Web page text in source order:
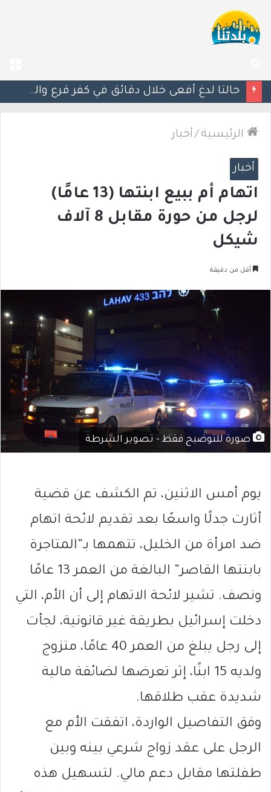
عن
الرئيسية / أخبار
أخبار
اتهام أم ببيع ابنتها (13 عامًا)
لرجل من حورة مقابل 8 آلاف
شيكل
أقل من دقيقة
صورة للتوضيح فقط - تصوير الشرطة
يوم أمس الاثنين، تم الكشف عن قضية
أثارت جدلًا واسعًا بعد تقديم لائحة اتهام
ضد امرأة من الخليل، تتهمها بـ”المتاجرة
بابنتها القاصر” البالغة من العمر 13 عامًا
ونصف. تشير لائحة الاتهام إلى أن الأم، التي
دخلت إسرائيل بطريقة غير قانونية، لجأت
إلى رجل يبلغ من العمر 40 عامًا، متزوج
ولديه 15 ابنًا، إثر تعرضها لضائقة مالية
شديدة عقب طلاقها.
وفق التفاصيل الواردة، اتفقت الأم مع
الرجل على عقد زواج شرعي بينه وبين
طفلتها مقابل دعم مالي. لتسهيل هذه